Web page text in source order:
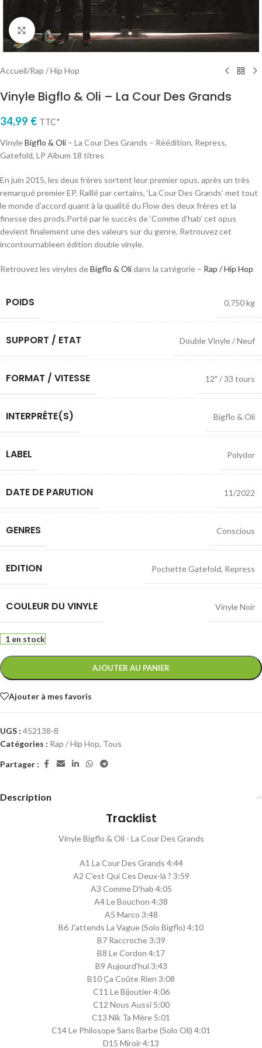
Cliquez pour agrandir
Accueil/Rap / Hip Hop
Vinyle Bigflo & Oli – La Cour Des Grands
34,99 € TTC*
VinyleBigflo & Oli – La Cour Des Grands – Réédition, Repress,
Gatefold, LP Album 18 titres
En juin 2015, les deux frères sortent leur premier opus, après un très
remarqué premier EP. Raillé par certains, ‘La Cour Des Grands’ met tout
le monde d’accord quant à la qualité du Flow des deux frères et la
finesse des prods.Porté par le succès de ‘Comme d’hab’ cet opus
devient finalement une des valeurs sur du genre. Retrouvez cet
incontournableen édition double vinyle.
Retrouvez les vinyles deBigflo & Olidans la catégorie – Rap / Hip Hop
POIDS 0,750 kg
SUPPORT / ETAT Double Vinyle / Neuf
FORMAT / VITESSE 12″ / 33 tours
INTERPRÈTE(S) Bigflo & Oli
LABEL Polydor
DATE DE PARUTION 11/2022
GENRES Conscious
EDITION Pochette Gatefold, Repress
COULEUR DU VINYLE Vinyle Noir
1 en stock
AJOUTER AU PANIER
Ajouter à mes favoris
UGS : 452138-8
Catégories : Rap / Hip Hop, Tous
Partager :
Description
Tracklist
Vinyle Bigflo & Oli - La Cour Des Grands
A1 La Cour Des Grands 4:44
A2 C'est Qui Ces Deux-là ? 3:59
A3 Comme D'hab 4:05
A4 Le Bouchon 4:38
A5 Marco 3:48
B6 J'attends La Vague (Solo Bigflo) 4:10
B7 Raccroche 3:39
B8 Le Cordon 4:17
B9 Aujourd'hui 3:43
B10 Ça Coûte Rien 3:08
C11 Le Bijoutier 4:06
C12 Nous Aussi 5:00
C13 Nik Ta Mère 5:01
C14 Le Philosope Sans Barbe (Solo Oli) 4:01
D15 Miroir 4:13